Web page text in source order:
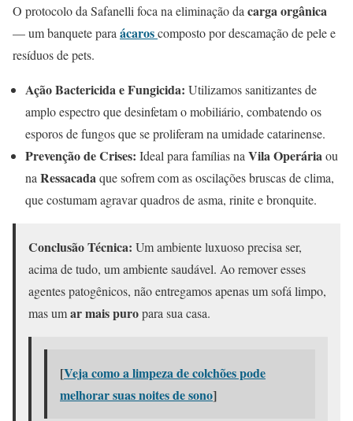
O protocolo da Safanelli foca na eliminação dacarga orgânica
— um banquete paraácaroscomposto por descamação de pele e
resíduos de pets.
Ação Bactericida e Fungicida: Utilizamos sanitizantes de
amplo espectro que desinfetam o mobiliário, combatendo os
esporos de fungos que se proliferam na umidade catarinense.
Prevenção de Crises: Ideal para famílias naVila Operáriaou
naRessacadaque sofrem com as oscilações bruscas de clima,
que costumam agravar quadros de asma, rinite e bronquite.
Conclusão Técnica: Um ambiente luxuoso precisa ser,
acima de tudo, um ambiente saudável. Ao remover esses
agentes patogênicos, não entregamos apenas um sofá limpo,
mas umar mais puropara sua casa.
[Veja como a limpeza de colchões pode
melhorar suas noites de sono]